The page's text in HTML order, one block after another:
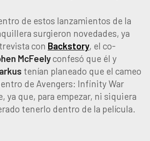
de estos lanzamientos de la
surgieron novedades, ya
con Backstory, el co-
McFeelyconfesó que él y
tenían planeado que el cameo
de Avengers: Infinity War
ya que, para empezar, ni siquiera
tenerlo dentro de la película.